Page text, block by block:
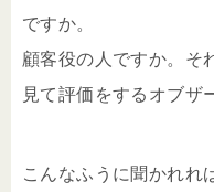
ですか。
顧客役の人ですか。そ
見て評価をするオブザ
こんなふうに聞かれれ